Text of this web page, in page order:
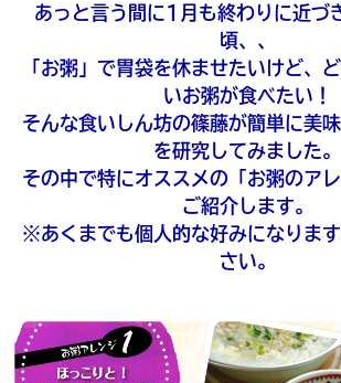
あっと言う間に1月も終わりに近づ
頃、、
「お粥」で胃袋を休ませたいけど、
いお粥が食べたい！
そんな食いしん坊の篠藤が簡単に美
を研究してみました。
その中で特にオススメの「お粥のア
ご紹介します。
※あくまでも個人的な好みになりま
さい。